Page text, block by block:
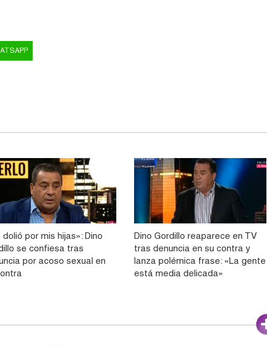
dolió por mis hijas»: Dino
se confiesa tras
por acoso sexual en
Dino Gordillo reaparece en TV
tras denuncia en su contra y
lanza polémica frase: «La gente
está media delicada»